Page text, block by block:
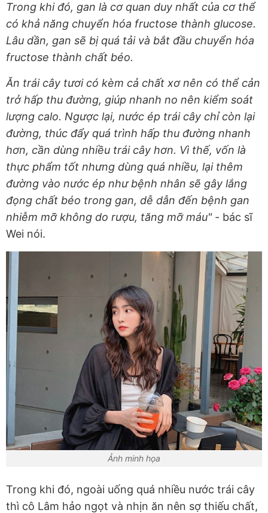
Trong khi đó, gan là cơ quan duy nhất của cơ thể
có khả năng chuyển hóa fructose thành glucose.
Lâu dần, gan sẽ bị quá tải và bắt đầu chuyển hóa
fructose thành chất béo.
Ăn trái cây tươi có kèm cả chất xơ nên có thể cản
trở hấp thu đường, giúp nhanh no nên kiểm soát
lượng calo. Ngược lại, nước ép trái cây chỉ còn lại
đường, thúc đẩy quá trình hấp thu đường nhanh
hơn, cần dùng nhiều trái cây hơn. Vì thế, vốn là
thực phẩm tốt nhưng dùng quá nhiều, lại thêm
đường vào nước ép như bệnh nhân sẽ gây lắng
đọng chất béo trong gan, dễ dẫn đến bệnh gan
nhiễm mỡ không do rượu, tăng mỡ máu"- bác sĩ
Wei nói.
Ảnh minh họa
Trong khi đó, ngoài uống quá nhiều nước trái cây
thì cô Lâm hảo ngọt và nhịn ăn nên sợ thiếu chất,